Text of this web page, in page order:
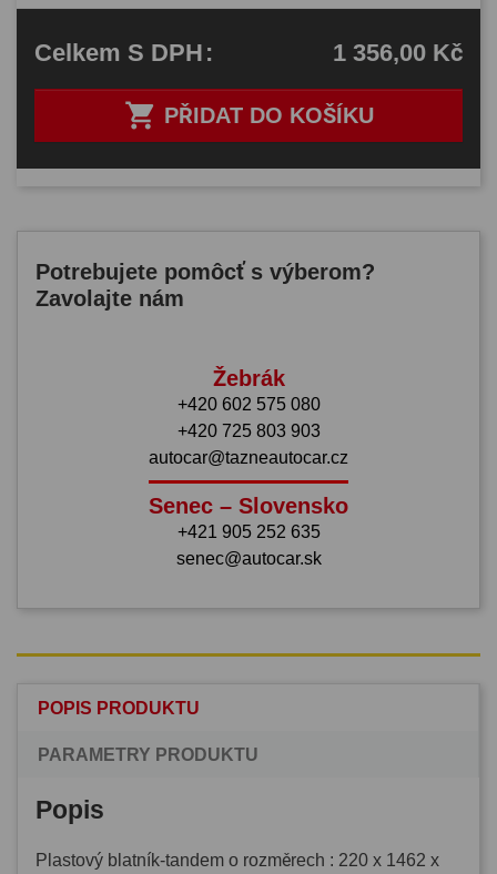
 PŘIDAT DO KOŠÍKU
Celkem S DPH: 1 356,00 Kč
Potrebujete pomôcť s výberom?
Zavolajte nám
Žebrák
+420 602 575 080
+420 725 803 903
autocar@tazneautocar.cz
Senec – Slovensko
+421 905 252 635
senec@autocar.sk
POPIS PRODUKTU
PARAMETRY PRODUKTU
Popis
Plastový blatník-tandem o rozměrech : 220 x 1462 x